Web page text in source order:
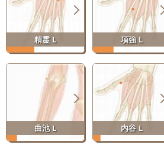
精霊 L 項強 L
曲池 L 内谷 L